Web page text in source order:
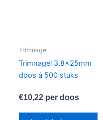
Trimnagel
Trimnagel 3,8x25mm
doos á 500 stuks
€10,22 per doos